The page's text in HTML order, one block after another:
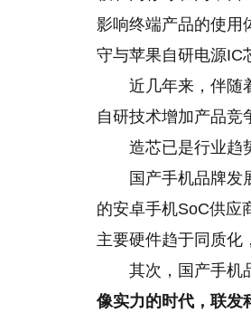
影响终端产品的使用
守与苹果自研电源IC
近几年来，伴随
自研技术增加产品竞
造芯已是行业趋
国产手机品牌发
的安卓手机SoC供应
主要硬件趋于同质化
其次，国产手机
像实力的时代，联发